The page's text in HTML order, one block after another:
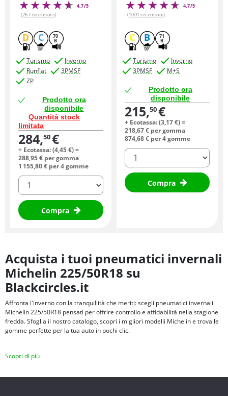
4,7/5
(267 recensioni)
D C 70
B
Turismo
Inverno
Runflat
3PMSF
ZP
Prodotto ora
disponibile
Quantità stock
limitata
284,50€
+ Ecotassa: (4,45€) =
288,95€ per gomma
1 155,80€ per 4 gomme
quantità
Compra
4,7/5
(1001 recensioni)
C B 71
B
Turismo
Inverno
3PMSF
M+S
Prodotto ora
disponibile
215,50€
+ Ecotassa: (3,17€) =
218,67€ per gomma
874,68€ per 4 gomme
quantità
Compra
Acquista i tuoi pneumatici invernali
Michelin 225/50R18 su
Blackcircles.it
Affronta l'inverno con la tranquillità che meriti: scegli pneumatici invernali
Michelin 225/50R18 pensati per offrire controllo e affidabilità nella stagione
fredda. Sfoglia il nostro catalogo, scopri i migliori modelli Michelin e trova le
gomme perfette per la tua auto in pochi clic.
Scopri di più